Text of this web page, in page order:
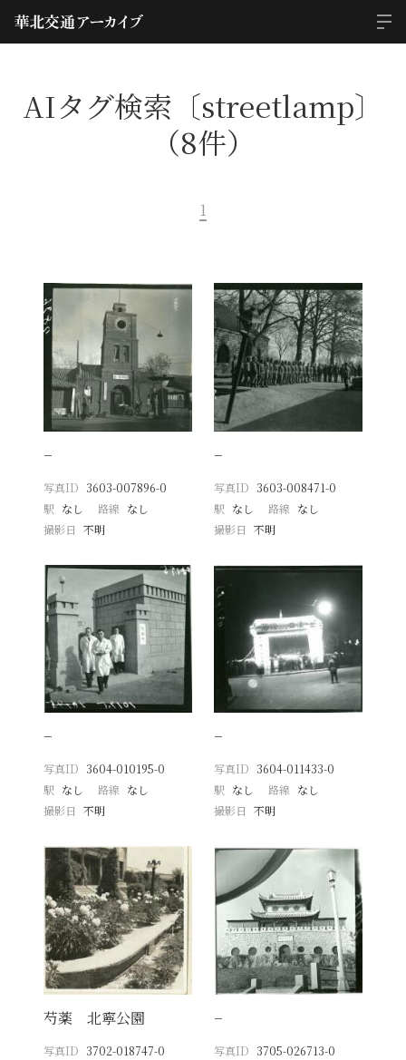
AIタグ検索〔streetlamp〕
（8件）
1
−
写真ID 3603-007896-0
駅 なし 路線 なし
撮影日
不明
−
写真ID 3603-008471-0
駅 なし 路線 なし
撮影日 不明
−
写真ID 3604-010195-0
駅 なし 路線 なし
撮影日
不明
−
写真ID 3604-011433-0
駅 なし 路線 なし
撮影日 不明
芍薬 北寧公園
写真ID 3702-018747-0
−
写真ID 3705-026713-0